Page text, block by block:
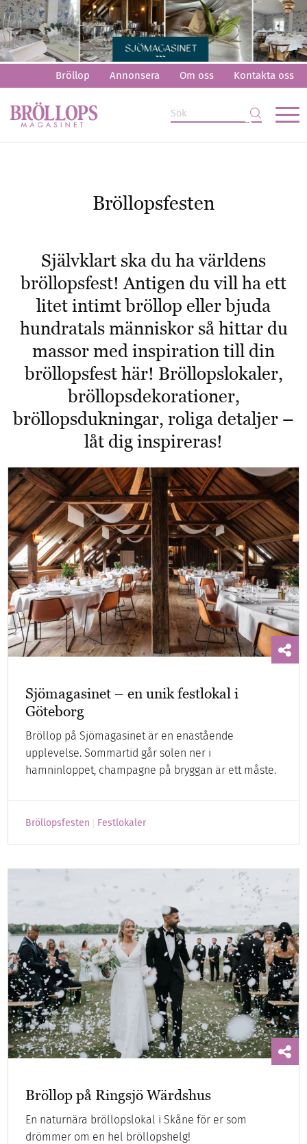
Bröllop Annonsera Om oss Kontakta oss
Bröllopsfesten
Självklart ska du ha världens
bröllopsfest! Antigen du vill ha ett
litet intimt bröllop eller bjuda
hundratals människor så hittar du
massor med inspiration till din
bröllopsfest här! Bröllopslokaler,
bröllopsdekorationer,
bröllopsdukningar, roliga detaljer –
låt dig inspireras!
Sjömagasinet – en unik festlokal i
Göteborg
Bröllop på Sjömagasinet är en enastående
upplevelse. Sommartid går solen ner i
hamninloppet, champagne på bryggan är ett måste.
Bröllopsfesten Festlokaler
Bröllop på Ringsjö Wärdshus
En naturnära bröllopslokal i Skåne för er som
drömmer om en hel bröllopshelg!